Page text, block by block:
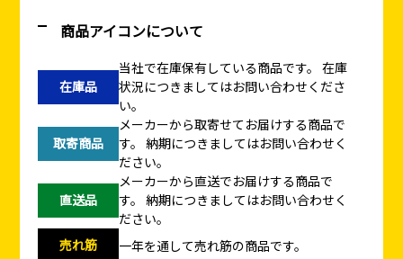
商品アイコンについて
在庫品
当社で在庫保有している商品です。 在庫
状況につきましてはお問い合わせくださ
い。
取寄商品
メーカーから取寄せてお届けする商品で
す。 納期につきましてはお問い合わせく
ださい。
直送品
メーカーから直送でお届けする商品で
す。 納期につきましてはお問い合わせく
ださい。
売れ筋
一年を通して売れ筋の商品です。